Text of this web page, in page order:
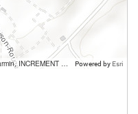
SITG - State of Geneva-CH, IGN, Esri, HERE, Garmin, INCREMENT P, USGS, METI/NASA Powered by Esri